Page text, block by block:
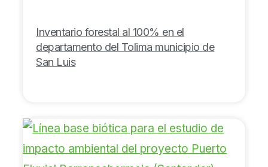
Inventario forestal al 100% en el
departamento del Tolima municipio de
San Luis